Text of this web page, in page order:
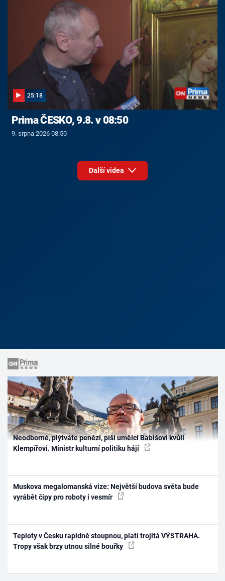
25:18
Prima ČESKO, 9.8. v 08:50
9. srpna 2026 08:50
Další videa
Neodborné, plýtváte penězi, píší umělci Babišovi kvůli
Klempířovi. Ministr kulturní politiku hájí
Muskova megalomanská vize: Největší budova světa bude
vyrábět čipy pro roboty i vesmír
Teploty v Česku rapidně stoupnou, platí trojitá VÝSTRAHA.
Tropy však brzy utnou silné bouřky